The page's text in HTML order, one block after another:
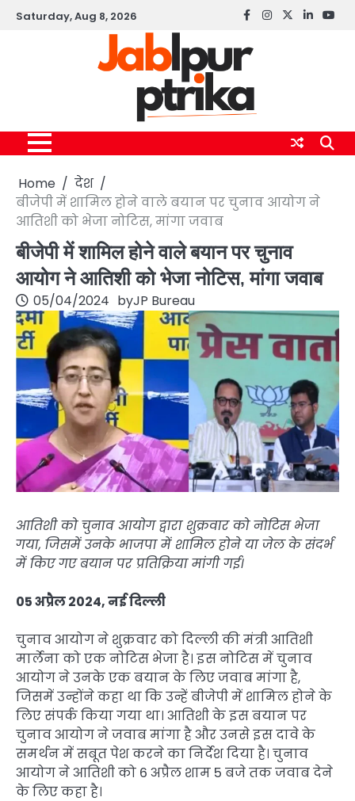
SkipSaturday, Aug 8, 2026 Facebook
instagram
twitterlinkedin
Home
देश
बीजेपी में शामिल होने वाले बयान पर चुनाव आयोग ने
आतिशी को भेजा नोटिस, मांगा जवाब
बीजेपी में शामिल होने वाले बयान पर चुनाव
आयोग ने आतिशी को भेजा नोटिस, मांगा जवाब
05/04/2024 byJP Bureau
आतिशी को चुनाव आयोग द्वारा शुक्रवार को नोटिस भेजा
गया, जिसमें उनके भाजपा में शामिल होने या जेल के संदर्भ
में किए गए बयान पर प्रतिक्रिया मांगी गई।
05 अप्रैल 2024, नई दिल्ली
चुनाव आयोग ने शुक्रवार को दिल्ली की मंत्री आतिशी
मार्लेना को एक नोटिस भेजा है। इस नोटिस में चुनाव
आयोग ने उनके एक बयान के लिए जवाब मांगा है,
जिसमें उन्होंने कहा था कि उन्हें बीजेपी में शामिल होने के
लिए संपर्क किया गया था। आतिशी के इस बयान पर
चुनाव आयोग ने जवाब मांगा है और उनसे इस दावे के
समर्थन में सबूत पेश करने का निर्देश दिया है। चुनाव
आयोग ने आतिशी को 6 अप्रैल शाम 5 बजे तक जवाब देने
के लिए कहा है।